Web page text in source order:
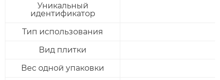
Уникальный
идентификатор
Тип использования
Вид плитки
Вес одной упаковки
ОСТАВИТЬ ЗАЯВКУ